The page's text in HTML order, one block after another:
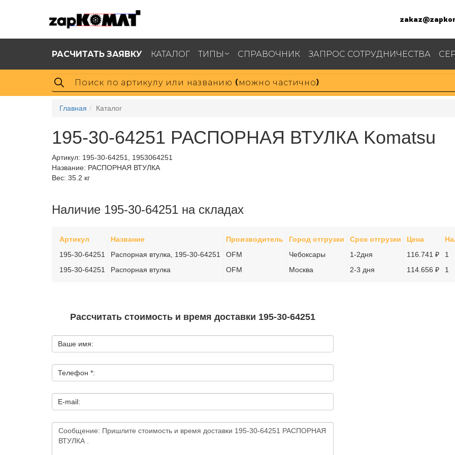
РАСЧИТАТЬ ЗАЯВКУ КАТАЛОГ ТИПЫ СПРАВОЧНИК ЗАПРОС СОТРУДНИЧЕСТВА
Главная Каталог
195-30-64251 РАСПОРНАЯ ВТУЛКА Komatsu
Артикул: 195-30-64251, 1953064251
Название: РАСПОРНАЯ ВТУЛКА
Вес: 35.2 кг
Наличие 195-30-64251 на складах
Артикул Название Производитель Город отгрузки Срок отгрузки Цена
195-30-64251
Распорная втулка, 195-30-64251 OFM Чебоксары 1-2дня 116.741 ₽
1
195-30-64251
Распорная втулка OFM Москва 2-3 дня 114.656 ₽ 1
Рассчитать стоимость и время доставки 195-30-64251
Ваше имя:
Телефон *:
E-mail: